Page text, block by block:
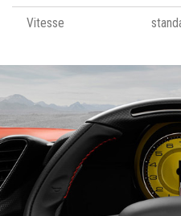
Vitesse